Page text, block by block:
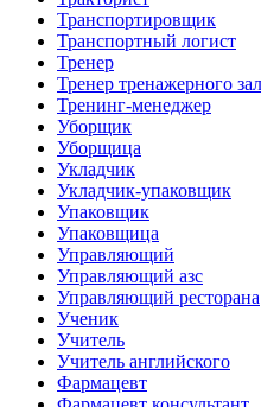
Транспортировщик
Транспортный логист
Тренер
Тренер тренажерного
Тренинг-менеджер
Уборщик
Уборщица
Укладчик
Укладчик-упаковщик
Упаковщик
Упаковщица
Управляющий
Управляющий азс
Управляющий ресторана
Ученик
Учитель
Учитель английского
Фармацевт